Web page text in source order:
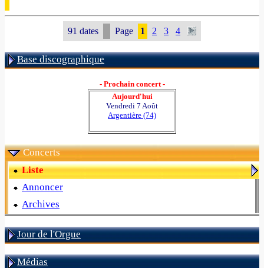
91 dates Page 1 2 3 4
Base discographique
- Prochain concert -
Aujourd'hui
Vendredi 7 Août
Argentière (74)
Concerts
Liste
Annoncer
Archives
Jour de l'Orgue
Médias